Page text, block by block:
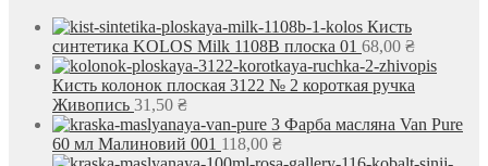
Кисть
синтетика KOLOS Milk 1108B плоска 01 68,00 ₴
Кисть колонок плоская 3122 № 2 короткая ручка
Живопись 31,50 ₴
Фарба масляна Van Pure
60 мл Малиновий 001 118,00 ₴